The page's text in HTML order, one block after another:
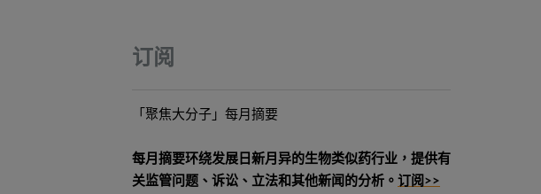
订阅
「聚焦大分子」每月摘要
每月摘要环绕发展日新月异的生物类似药行业，提供有
关监管问题、诉讼、立法和其他新闻的分析。 订阅>>